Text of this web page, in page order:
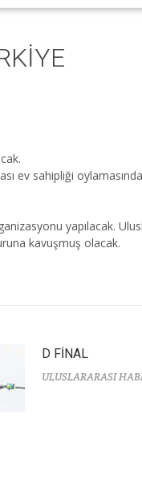
ev sahipliği
yapılacak.
kavuşmuş olacak.
D FİNAL
ULUSLARARASI